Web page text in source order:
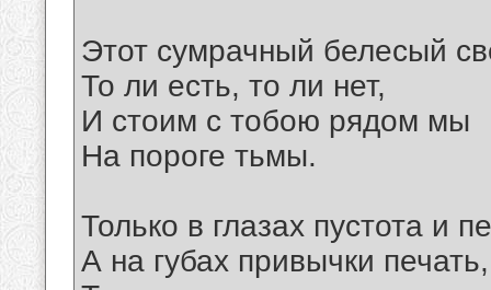
Этот сумрачный белесый
То ли есть, то ли нет,
И стоим с тобою рядом мы
На пороге тьмы.
Только в глазах пустота и
А на губах привычки печать,